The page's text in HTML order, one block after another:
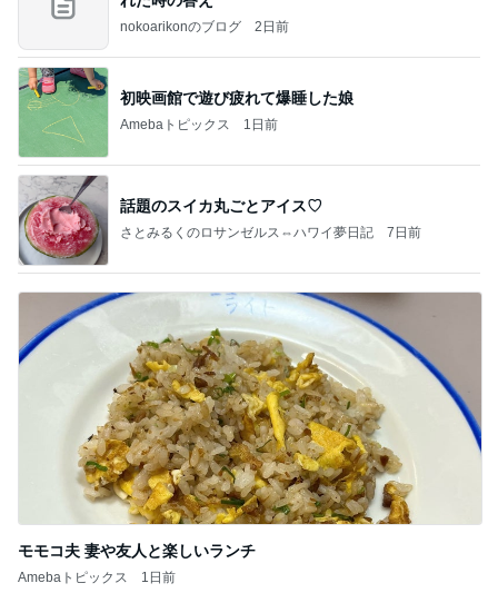
nokoarikonのブログ 2日前
初映画館で遊び疲れて爆睡した娘
Amebaトピックス 1日前
話題のスイカ丸ごとアイス♡
さとみるくのロサンゼルス⇔ハワイ夢日記 7日前
モモコ夫 妻や友人と楽しいランチ
Amebaトピックス 1日前